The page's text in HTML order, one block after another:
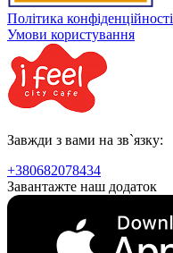
Політика конфіденційності
Умови користування
Завжди з вами на зв`язку:
+380682078434
Завантажте наш додаток